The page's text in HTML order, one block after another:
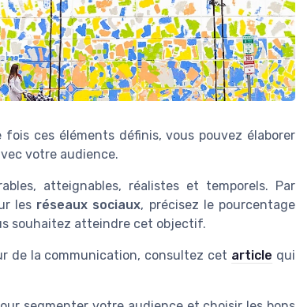
fois ces éléments définis, vous pouvez élaborer
votre audience.
atteignables, réalistes et temporels. Par
les réseaux sociaux, précisez le pourcentage
souhaitez atteindre cet objectif.
de la communication, consultez cet article qui